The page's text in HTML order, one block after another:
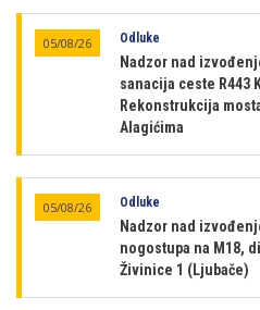
05/08/26 Odluke
Nadzor nad
sanacija ceste R443
Rekonstrukcija
Alagićima
05/08/26 Odluke
Nadzor nad
nogostupa na M18,
Živinice 1 (Ljubače)